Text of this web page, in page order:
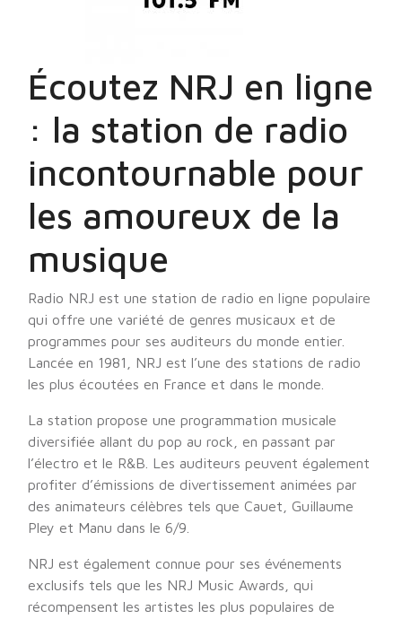
Écoutez NRJ en ligne
: la station de radio
incontournable pour
les amoureux de la
musique
Radio NRJ est une station de radio en ligne populaire
qui offre une variété de genres musicaux et de
programmes pour ses auditeurs du monde entier.
Lancée en 1981, NRJ est l’une des stations de radio
les plus écoutées en France et dans le monde.
La station propose une programmation musicale
diversifiée allant du pop au rock, en passant par
l’électro et le R&B. Les auditeurs peuvent également
profiter d’émissions de divertissement animées par
des animateurs célèbres tels que Cauet, Guillaume
Pley et Manu dans le 6/9.
NRJ est également connue pour ses événements
exclusifs tels que les NRJ Music Awards, qui
récompensent les artistes les plus populaires de